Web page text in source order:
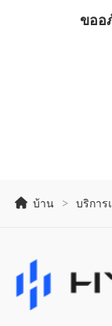
ขออ
บ้าน > บริกา